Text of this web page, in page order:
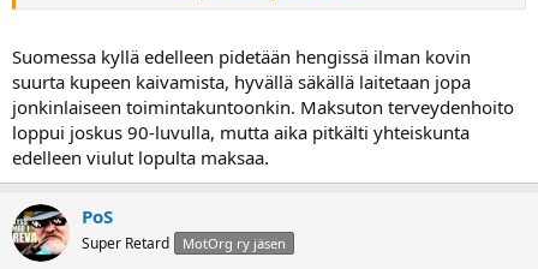
kaikki päätökset ja ratkaisut on tehty yksilöiden puolesta. Kohta ei
tarvitse kuin vetää vaan nollat taulussa päivästä toiseen sängyn ja
työpisteen väliä, eikä kukaan enää kykene itsenäiseen ajatteluun.
Suomessa kyllä edelleen pidetään hengissä ilman kovin
suurta kupeen kaivamista, hyvällä säkällä laitetaan jopa
jonkinlaiseen toimintakuntoonkin. Maksuton terveydenhoito
loppui joskus 90-luvulla, mutta aika pitkälti yhteiskunta
edelleen viulut lopulta maksaa.
PoS
Super Retard MotOrg ry jäsen